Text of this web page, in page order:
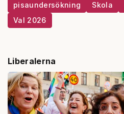
pisaundersökning
Skola
Val 2026
Liberalerna